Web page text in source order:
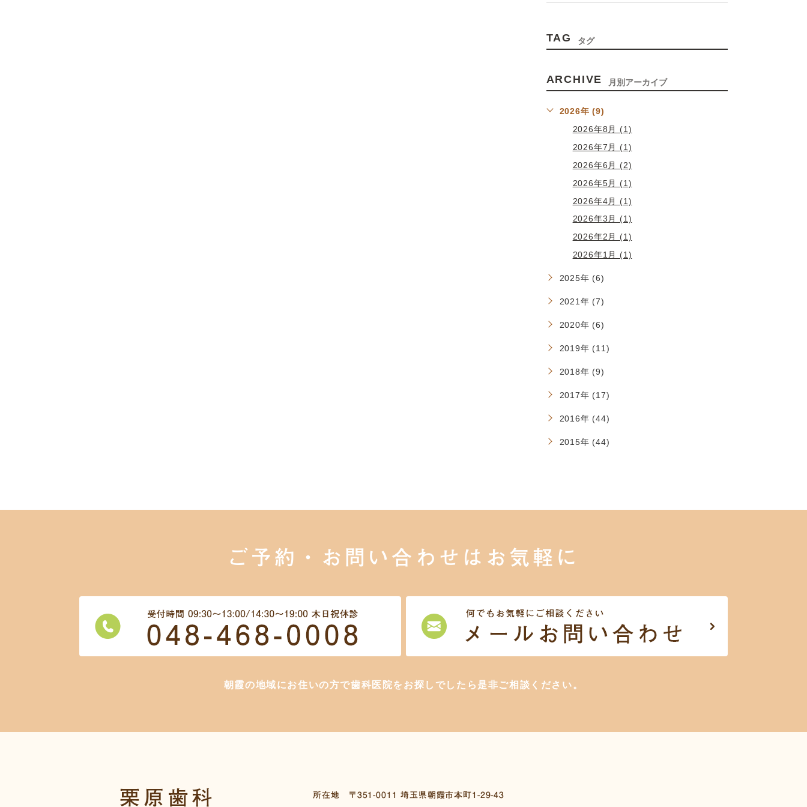
TAG タグ
ARCHIVE 月別アーカイブ
2026年 (9)
2026年8月 (1)
2026年7月 (1)
2026年6月 (2)
2026年5月 (1)
2026年4月 (1)
2026年3月 (1)
2026年2月 (1)
2026年1月 (1)
2025年 (6)
2021年 (7)
2020年 (6)
2019年 (11)
2018年 (9)
2017年 (17)
2016年 (44)
2015年 (44)
ご予約・お問い合わせは お気軽に
朝霞の地域にお住いの方で歯科医院をお探しでしたら是非ご相談ください。
所在地 〒351-0011埼玉県朝霞市本町1-29-43